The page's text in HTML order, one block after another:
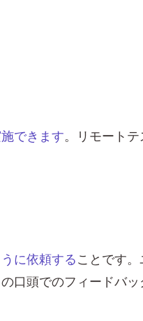
できます。リモート
に依頼することです
口頭でのフィードバ